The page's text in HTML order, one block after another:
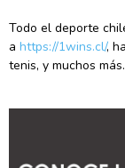
Todo el deporte
a https://1wins.cl/,
tenis, y muchos más.